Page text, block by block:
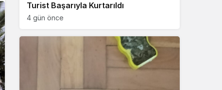
Turist Başarıyla Kurtarıldı
4 gün önce